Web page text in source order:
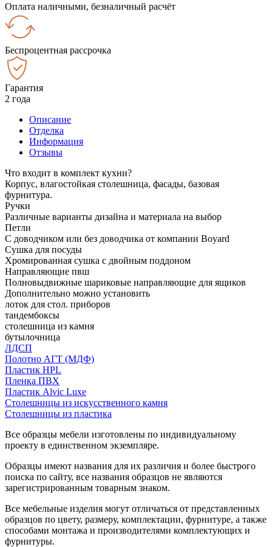
Оплата наличными, безналичный расчёт
Беспроцентная рассрочка
Гарантия
2 года
Описание
Отделка
Информация
Отзывы
Что входит в комплект кухни?
Корпус, влагостойкая столешница, фасады, базовая
фурнитура.
Ручки
Различные варианты дизайна и материала на выбор
Петли
С доводчиком или без доводчика от компании Boyard
Сушка для посуды
Хромированная сушка с двойным поддоном
Направляющие пвш
Полновыдвижные шариковые направляющие для ящиков
Дополнительно можно установить
лоток для стол. приборов
тандембоксы
столешница из камня
бутылочница
ЛДСП
Полотно АГТ (МДФ)
Пластик HPL
Пленка ПВХ
Пластик Alvic Luxe
Столешницы из искусственного камня
Столешницы из пластика
Все образцы мебели изготовлены по индивидуальному
проекту в единственном экземпляре.
Образцы имеют названия для их различия и более быстрого
поиска по сайту, все названия образцов не являются
зарегистрированным товарным знаком.
Все мебельные изделия могут отличаться от представленных
образцов по цвету, размеру, комплектации, фурнитуре, а также
способами монтажа и производителями комплектующих и
фурнитуры.